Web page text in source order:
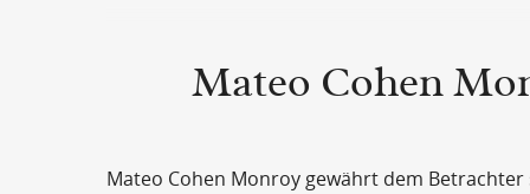
Mateo Cohen
Mateo Cohen Monroy gewährt dem